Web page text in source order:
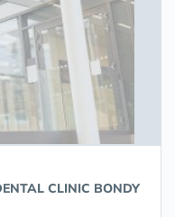
CLINIC BONDY